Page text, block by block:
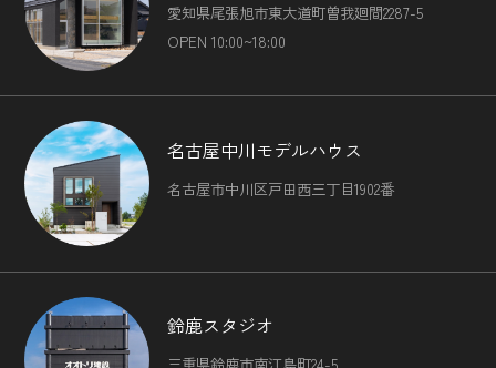
愛知県尾張旭市東大道町曽我廻間2287-5
OPEN 10:00~18:00
名古屋中川モデルハウス
名古屋市中川区戸田西三丁目1902番
鈴鹿スタジオ